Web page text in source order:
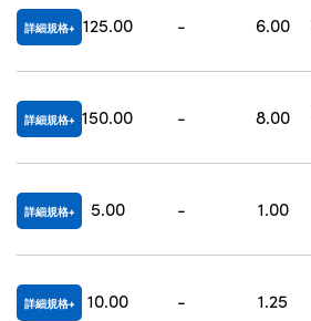
詳細規格 125.00 - 6.00
詳細規格 150.00 - 8.00
詳細規格 5.00 - 1.00
詳細規格 10.00 - 1.25